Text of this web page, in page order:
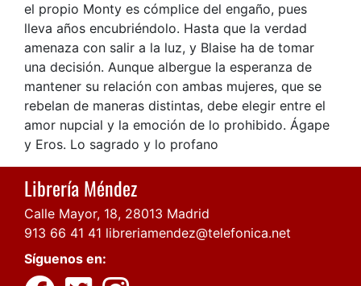
el propio Monty es cómplice del engaño, pues
lleva años encubriéndolo. Hasta que la verdad
amenaza con salir a la luz, y Blaise ha de tomar
una decisión. Aunque albergue la esperanza de
mantener su relación con ambas mujeres, que se
rebelan de maneras distintas, debe elegir entre el
amor nupcial y la emoción de lo prohibido. Ágape
y Eros. Lo sagrado y lo profano
Librería Méndez
Calle Mayor, 18, 28013 Madrid
913 66 41 41 libreriamendez@telefonica.net
Síguenos en: